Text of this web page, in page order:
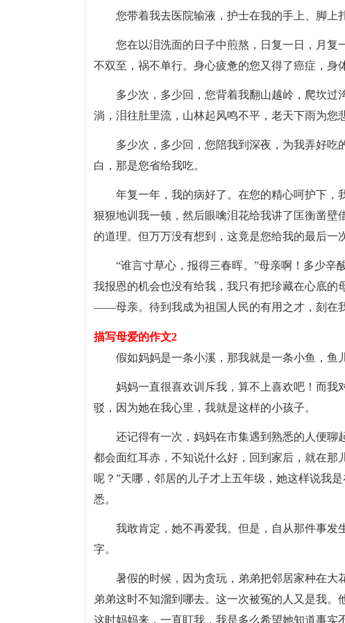
您带着我去医院输液，护士在我的手上、脚上
您在以泪洗面的日子中煎熬，日复一日，月
不双至，祸不单行。身心疲惫的您又得了癌症，
多少次，多少回，您背着我翻山越岭，爬坎过
淌，泪往肚里流，山林起风鸣不平，老天下雨为您
多少次，多少回，您陪我到深夜，为我弄好吃
白，那是您省给我吃。
年复一年，我的病好了。在您的精心呵护下，
狠狠地训我一顿，然后眼噙泪花给我讲了匡衡凿
的道理。但万万没有想到，这竟是您给我的最后一
“谁言寸草心，报得三春晖。”母亲啊！多少辛
我报恩的机会也没有给我，我只有把珍藏在心底的
——母亲。待到我成为祖国人民的有用之才，刻在
描写母爱的作文2
假如妈妈是一条小溪，那我就是一条小鱼，鱼
妈妈一直很喜欢训斥我，算不上喜欢吧！而我
驳，因为她在我心里，我就是这样的小孩子。
还记得有一次，妈妈在市集遇到熟悉的人便
都会面红耳赤，不知说什么好，回到家后，就在那
呢？”天哪，邻居的儿子才上五年级，她这样说我
悉。
我敢肯定，她不再爱我。但是，自从那件事发
字。
暑假的时候，因为贪玩，弟弟把邻居家种在大
弟弟这时不知溜到哪去。这一次被冤的人又是我。
这时妈妈来，一直盯我，我是多么希望她知道事实